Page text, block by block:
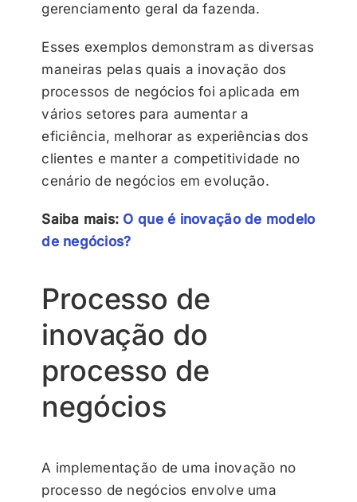
gerenciamento geral da fazenda.
Esses exemplos demonstram as diversas
maneiras pelas quais a inovação dos
processos de negócios foi aplicada em
vários setores para aumentar a
eficiência, melhorar as experiências dos
clientes e manter a competitividade no
cenário de negócios em evolução.
Saiba mais: O que é inovação de modelo
de negócios?
Processo de
inovação do
processo de
negócios
A implementação de uma inovação no
processo de negócios envolve uma